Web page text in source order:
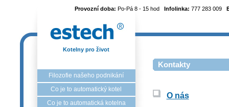
Provozní doba: Po-Pá 8 - 15 hod Infolinka: 777 283 009
Kotelny pro život
Filozofie našeho podnikání
Co je to automatický kotel
Co je to automatická kotelna
Kontakty
O nás